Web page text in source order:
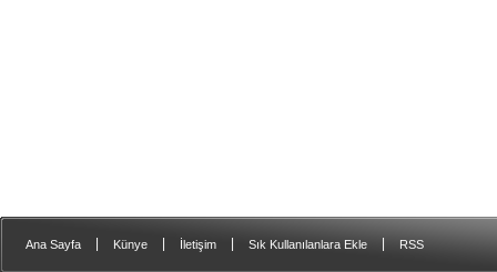
Ana Sayfa Künye İletişim Sık Kullanılanlara Ekle RSS